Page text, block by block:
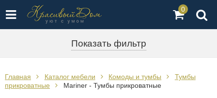
0
Показать фильтр
Главная Каталог мебели Комоды и тумбы
Тумбы
прикроватные
Mariner - Тумбы прикроватные